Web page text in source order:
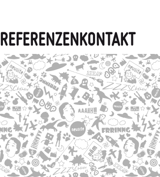
REFERENZENKONTAKT